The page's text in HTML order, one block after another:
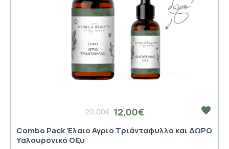
12,00€
20,00€
Combo Pack Έλαιο Αγριο Τριάνταφυλλο και ΔΩΡΟ
Υαλουρονικό Οξυ